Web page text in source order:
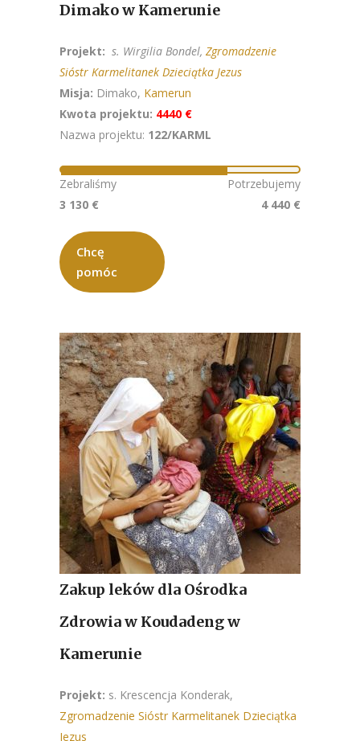
Dimako w Kamerunie
Projekt: s. Wirgilia Bondel, Zgromadzenie
Sióstr Karmelitanek Dzieciątka Jezus
Misja: Dimako, Kamerun
Kwota projektu: 4440 €
Nazwa projektu: 122/KARML
Chcę
pomóc
Zebraliśmy
3 130 €
Potrzebujemy
4 440 €
Zakup leków dla Ośrodka
Zdrowia w Koudadeng w
Kamerunie
Projekt: s. Krescencja Konderak,
Zgromadzenie Sióstr Karmelitanek Dzieciątka
Jezus